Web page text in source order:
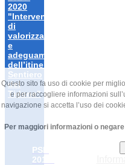
2020
"Interventi
di
valorizzazione
e
adeguamento
dell’itinerario
Sentiero
del
Tidone"
PSR
2014-
Questo sito fa uso di cookie per
e per raccogliere informazioni
navigazione si accetta l’uso dei
Per maggiori informazioni o